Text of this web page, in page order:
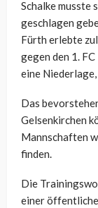
Schalke musste
geschlagen
Fürth erlebte
gegen den 1.
eine
Das
Gelsenkirchen
Mannschaften
finden.
Die
einer